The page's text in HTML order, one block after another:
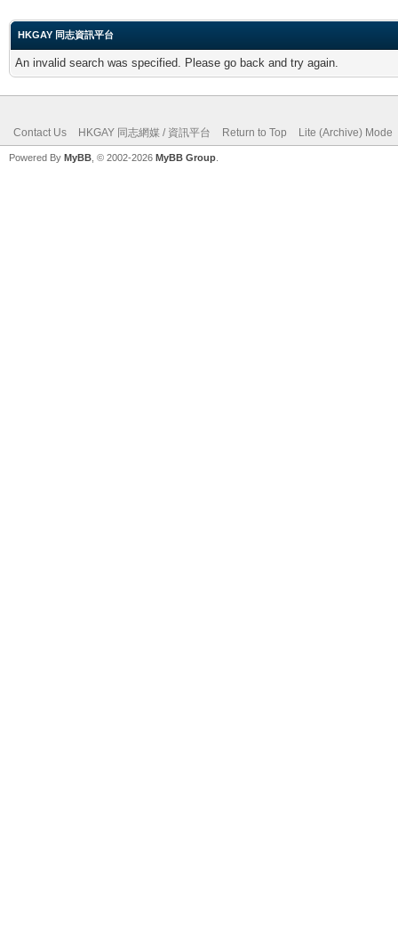
HKGAY 同志資訊平台
An invalid search was specified. Please go back and try again.
Contact Us HKGAY 同志網媒 / 資訊平台 Return to Top Lite (Archive) Mode
Powered By MyBB , © 2002-2026 MyBB Group